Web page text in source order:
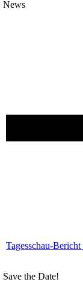
News
Tagesschau-
Save the Date!